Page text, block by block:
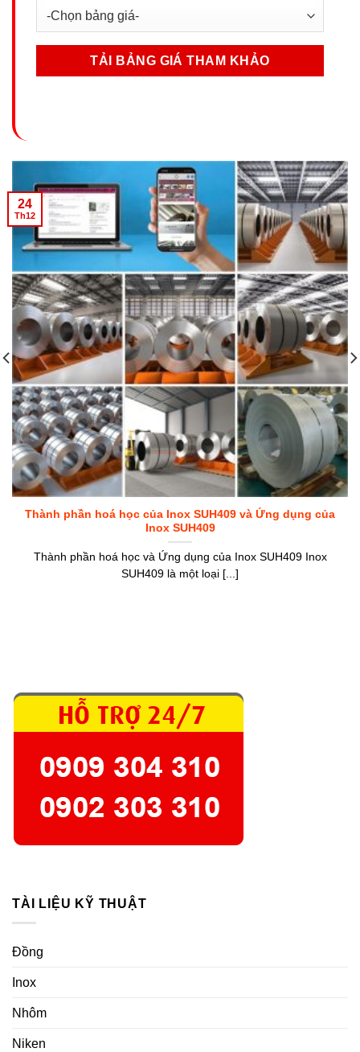
Thành phần hoá học của Inox SUH409 và Ứng dụng của
Inox SUH409
Thành phần hoá học và Ứng dụng của Inox SUH409 Inox
SUH409 là một loại [...]
24
Th12
TÀI LIỆU KỸ THUẬT
Đồng
Inox
Nhôm
Niken